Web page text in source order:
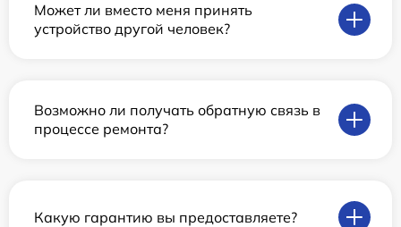
Может ли вместо меня принять
устройство другой человек?
Возможно ли получать обратную связь в
процессе ремонта?
Какую гарантию вы предоставляете?